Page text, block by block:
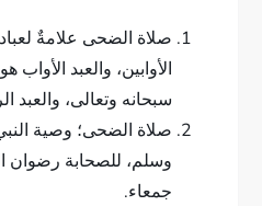
صلاة الضحى علامةٌ
الأوابين، والعبد الأواب
سبحانه وتعالى، والعبد
صلاة الضحى؛ وصية
وسلم، للصحابة رضوان
جمعاء.